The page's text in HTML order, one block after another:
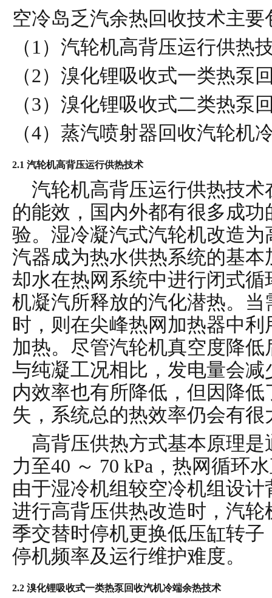
空冷岛乏汽余热回收技术主要
（1） 汽轮机高背压运行供热
（2） 溴化锂吸收式一类热泵
（3） 溴化锂吸收式二类热泵
（4） 蒸汽喷射器回收汽轮机
2.1 汽轮机高背压运行供热技术
汽轮机高背压运行供热技术
的能效，国内外都有很多成
验。湿冷凝汽式汽轮机改造
汽器成为热水供热系统的基
却水在热网系统中进行闭式
机凝汽所释放的汽化潜热。
时，则在尖峰热网加热器中
加热。尽管汽轮机真空度降
与纯凝工况相比，发电量会
内效率也有所降低，但因降
失，系统总的热效率仍会有很
高背压供热方式基本原理是
力至40 ～ 70 kPa ，热网循环
由于湿冷机组较空冷机组设
进行高背压供热改造时，汽
季交替时停机更换低压缸转
停机频率及运行维护难度。
2.2 溴化锂吸收式一类热泵回收汽机冷端余热技术